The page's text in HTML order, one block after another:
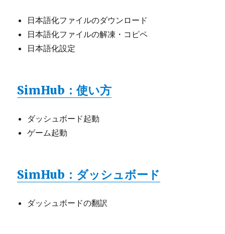
日本語化ファイルのダウンロード
日本語化ファイルの解凍・コピペ
日本語化設定
SimHub：使い方
ダッシュボード起動
ゲーム起動
SimHub：ダッシュボード
ダッシュボードの翻訳